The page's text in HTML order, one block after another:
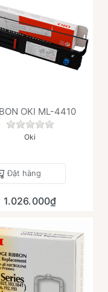
sản phẩm này.
OKI ML-4410
Chưa có đánh giá
Oki
Đặt hàng
1.026.000₫